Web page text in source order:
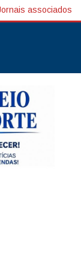
associados